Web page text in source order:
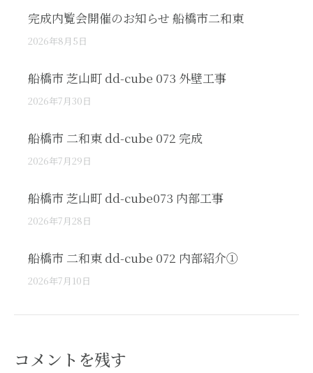
完成内覧会開催のお知らせ 船橋市二和東
2026年8月5日
船橋市 芝山町 dd-cube 073 外壁工事
2026年7月30日
船橋市 二和東 dd-cube 072 完成
2026年7月29日
船橋市 芝山町 dd-cube073 内部工事
2026年7月28日
船橋市 二和東 dd-cube 072 内部紹介①
2026年7月10日
コメントを残す